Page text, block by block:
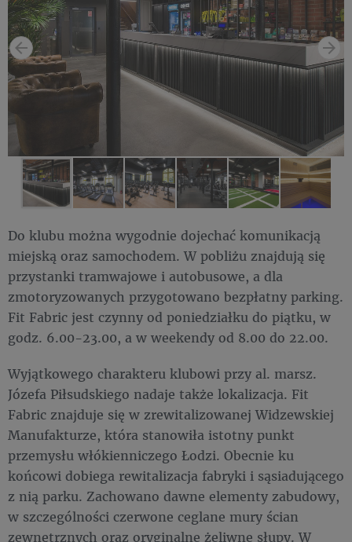
Do klubu można wygodnie dojechać komunikacją
miejską oraz samochodem. W pobliżu znajdują się
przystanki tramwajowe i autobusowe, a dla
zmotoryzowanych przygotowano bezpłatny parking.
Fit Fabric jest czynny od poniedziałku do piątku, w
godz. 6.00-23.00, a w weekendy od 8.00 do 22.00.
Wyjątkowego charakteru klubowi przy al. marsz.
Józefa Piłsudskiego nadaje także lokalizacja. Fit
Fabric znajduje się w zrewitalizowanej Widzewskiej
Manufakturze, która stanowiła istotny punkt
przemysłu włókienniczego Łodzi. Obecnie ku
końcowi dobiega rewitalizacja fabryki i sąsiadującego
z nią parku. Zachowano dawne elementy zabudowy,
w szczególności czerwone ceglane mury ścian
zewnętrznych oraz oryginalne żeliwne słupy. W